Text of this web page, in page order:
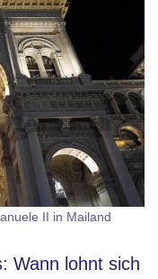
II in Mailand
Wann lohnt sich